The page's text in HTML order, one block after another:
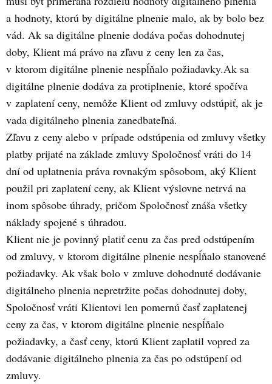
a hodnoty, ktorú by digitálne plnenie malo, ak by bolo bez
vád. Ak sa digitálne plnenie dodáva počas dohodnutej
doby, Klient má právo na zľavu z ceny len za čas,
v ktorom digitálne plnenie nespĺňalo požiadavky.Ak sa
digitálne plnenie dodáva za protiplnenie, ktoré spočíva
v zaplatení ceny, nemôže Klient od zmluvy odstúpiť, ak je
vada digitálneho plnenia zanedbateľná.
Zľavu z ceny alebo v prípade odstúpenia od zmluvy všetky
platby prijaté na základe zmluvy Spoločnosť vráti do 14
dní od uplatnenia práva rovnakým spôsobom, aký Klient
použil pri zaplatení ceny, ak Klient výslovne netrvá na
inom spôsobe úhrady, pričom Spoločnosť znáša všetky
náklady spojené s úhradou.
Klient nie je povinný platiť cenu za čas pred odstúpením
od zmluvy, v ktorom digitálne plnenie nespĺňalo stanovené
požiadavky. Ak však bolo v zmluve dohodnuté dodávanie
digitálneho plnenia nepretržite počas dohodnutej doby,
Spoločnosť vráti Klientovi len pomernú časť zaplatenej
ceny za čas, v ktorom digitálne plnenie nespĺňalo
požiadavky, a časť ceny, ktorú Klient zaplatil vopred za
dodávanie digitálneho plnenia za čas po odstúpení od
zmluvy.